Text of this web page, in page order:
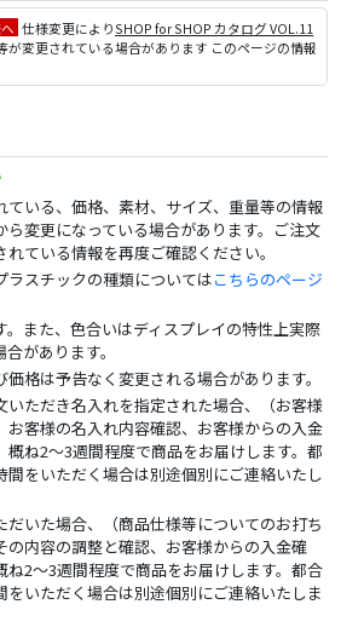
仕様変更によりSHOP for SHOP カタログ VOL.11
が変更されている場合があります このページの情報
ている、価格、素材、サイズ、重量等の情報
ら変更になっている場合があります。ご注文
ている情報を再度ご確認ください。
ラスチックの種類についてはこちらのページ
。また、色合いはディスプレイの特性上実際
があります。
格は予告なく変更される場合があります。
いただき名入れを指定された場合、（お客様
お客様の名入れ内容確認、お客様からの入金
ね2～3週間程度で商品をお届けします。都
間をいただく場合は別途個別にご連絡いたし
だいた場合、（商品仕様等についてのお打ち
の内容の調整と確認、お客様からの入金確
ね2～3週間程度で商品をお届けします。都合
をいただく場合は別途個別にご連絡いたしま